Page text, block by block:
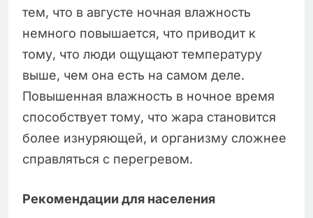
тем, что в августе ночная влажность
немного повышается, что приводит к
тому, что люди ощущают температуру
выше, чем она есть на самом деле.
Повышенная влажность в ночное время
способствует тому, что жара становится
более изнуряющей, и организму сложнее
справляться с перегревом.
Рекомендации для населения